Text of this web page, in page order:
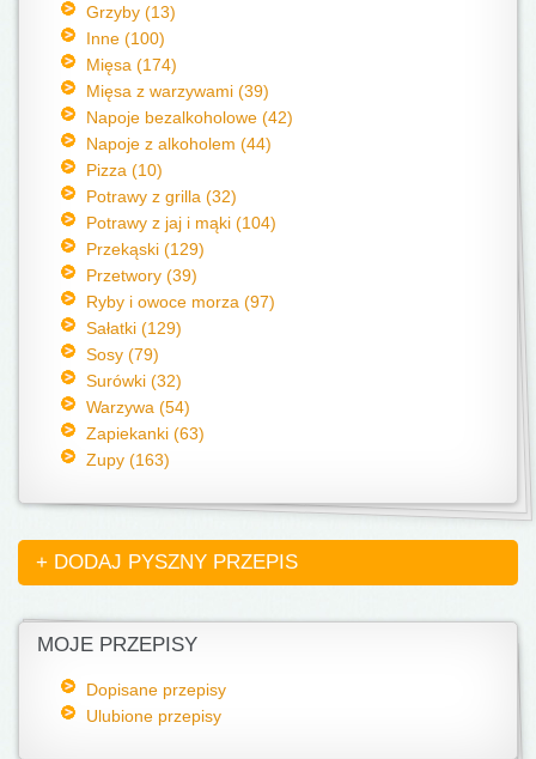
Grzyby (13)
Inne (100)
Mięsa (174)
Mięsa z warzywami (39)
Napoje bezalkoholowe (42)
Napoje z alkoholem (44)
Pizza (10)
Potrawy z grilla (32)
Potrawy z jaj i mąki (104)
Przekąski (129)
Przetwory (39)
Ryby i owoce morza (97)
Sałatki (129)
Sosy (79)
Surówki (32)
Warzywa (54)
Zapiekanki (63)
Zupy (163)
+ DODAJ PYSZNY PRZEPIS
MOJE PRZEPISY
Dopisane przepisy
Ulubione przepisy